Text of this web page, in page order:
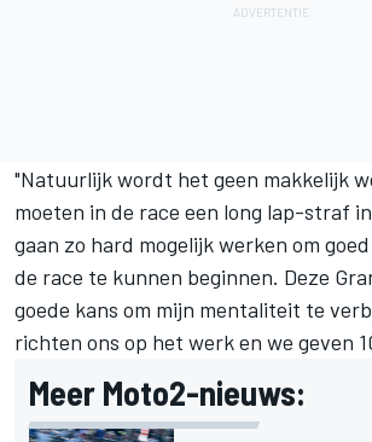
"Natuurlijk wordt het geen makkelijk
moeten in de race een long lap-straf
gaan zo hard mogelijk werken om
de race te kunnen beginnen. Deze
goede kans om mijn mentaliteit te
richten ons op het werk en we geven
Meer Moto2-nieuws: